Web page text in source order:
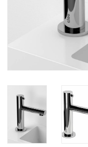
Badkamer accessoires